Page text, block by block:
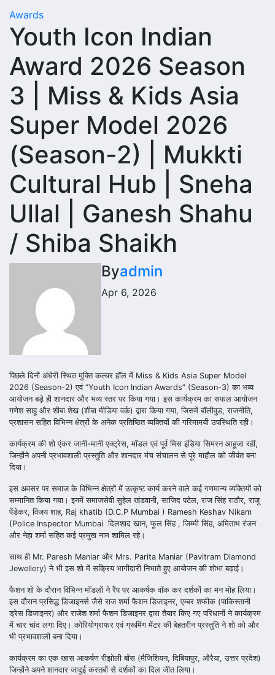
Awards
Youth Icon Indian
Award 2026 Season
3 | Miss & Kids Asia
Super Model 2026
(Season-2) | Mukkti
Cultural Hub | Sneha
Ullal | Ganesh Shahu
/ Shiba Shaikh
Byadmin
Apr 6, 2026
पिछले दिनों अंधेरी स्थित मुक्ति कल्चर हॉल में Miss & Kids Asia Super Model
2026 (Season-2) एवं “Youth Icon Indian Awards” (Season-3) का भव्य
आयोजन बड़े ही शानदार और भव्य स्तर पर किया गया। इस कार्यक्रम का सफल आयोजन
गणेश साहू और शीबा शेख (शीबा मीडिया वर्क) द्वारा किया गया, जिसमें बॉलीवुड, राजनीति,
प्रशासन सहित विभिन्न क्षेत्रों के अनेक प्रतिष्ठित व्यक्तियों की गरिमामयी उपस्थिति रही।
कार्यक्रम की शो एंकर जानी-मानी एक्ट्रेस, मॉडल एवं पूर्व मिस इंडिया सिमरन आहूजा रहीं,
जिन्होंने अपनी प्रभावशाली प्रस्तुति और शानदार मंच संचालन से पूरे माहौल को जीवंत बना
दिया।
इस अवसर पर समाज के विभिन्न क्षेत्रों में उत्कृष्ट कार्य करने वाले कई गणमान्य व्यक्तियों को
सम्मानित किया गया। इनमें समाजसेवी सुहेल खंडवानी, साजिद पटेल, राज सिंह राठौर, राजू
पेंडेकर, विजय शाह, Raj khatib (D.C.P Mumbai ) Ramesh Keshav Nikam
(Police Inspector Mumbai दिलशाद खान, फूल सिंह , जिम्मी सिंह, अमिताभ रंजन
और नेहा शर्मा सहित कई प्रमुख नाम शामिल रहे।
साथ ही Mr. Paresh Maniar और Mrs. Parita Maniar (Pavitram Diamond
Jewellery) ने भी इस शो में सक्रिय भागीदारी निभाते हुए आयोजन की शोभा बढ़ाई।
फैशन शो के दौरान विभिन्न मॉडलों ने रैंप पर आकर्षक वॉक कर दर्शकों का मन मोह लिया।
इस दौरान प्रसिद्ध डिजाइनर्स जैसे राज शर्मा फैशन डिजाइनर, एम्बर शफीक (पाकिस्तानी
ड्रेस डिजाइनर) और राजेश शर्मा फैशन डिजाइनर द्वारा तैयार किए गए परिधानों ने कार्यक्रम
में चार चांद लगा दिए। कोरियोग्राफर एवं ग्रूमिंग मेंटर की बेहतरीन प्रस्तुति ने शो को और
भी प्रभावशाली बना दिया।
कार्यक्रम का एक खास आकर्षण रीझोली बॉस (मैजिशियन, दिबियापुर, औरैया, उत्तर प्रदेश)
जिन्होंने अपने शानदार जादुई करतबों से दर्शकों का दिल जीत लिया।